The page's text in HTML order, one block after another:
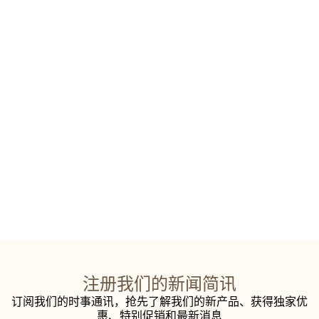
注册我们的新闻简讯
订阅我们的时事通讯，抢先了解我们的新产品、获得独家优
惠、特别促销和最新消息